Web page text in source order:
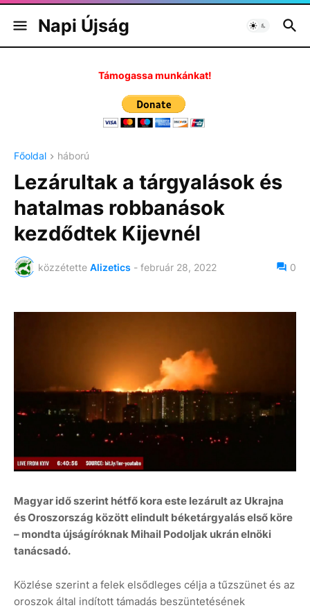
Napi Újság
Támogassa munkánkat!
Főoldal háború
Lezárultak a tárgyalások és
hatalmas robbanások
kezdődtek Kijevnél
közzétette Alizetics - február 28, 2022 0
Magyar idő szerint hétfő kora este lezárult az Ukrajna
és Oroszország között elindult béketárgyalás első köre
– mondta újságíróknak Mihail Podoljak ukrán elnöki
tanácsadó.
Közlése szerint a felek elsődleges célja a tűzszünet és az
oroszok által indított támadás beszüntetésének